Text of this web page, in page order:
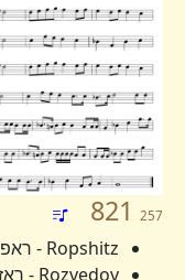
821 257
Ropshitz - ראפשיץ
Rozvedov - ראזוועדאוו